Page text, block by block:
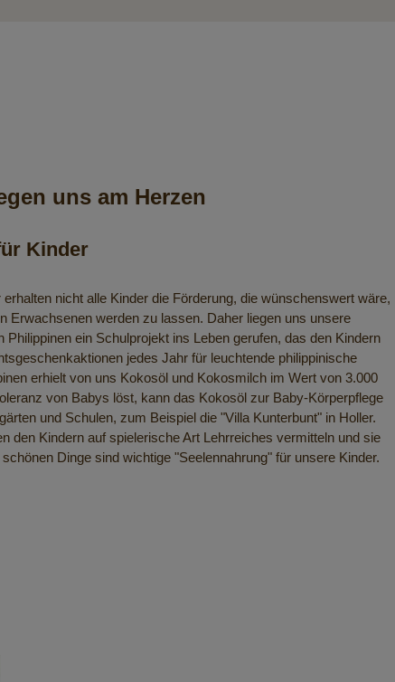
uns am Herzen
Kinder
nicht alle Kinder die Förderung, die wünschenswert wäre,
Erwachsenen werden zu lassen. Daher liegen uns unsere
ein Schulprojekt ins Leben gerufen, das den Kindern
jedes Jahr für leuchtende philippinische
erhielt von uns Kokosöl und Kokosmilch im Wert von 3.000
von Babys löst, kann das Kokosöl zur Baby-Körperpflege
und Schulen, zum Beispiel die "Villa Kunterbunt" in Holler.
den Kindern auf spielerische Art Lehrreiches vermitteln und sie
Dinge sind wichtige "Seelennahrung" für unsere Kinder.